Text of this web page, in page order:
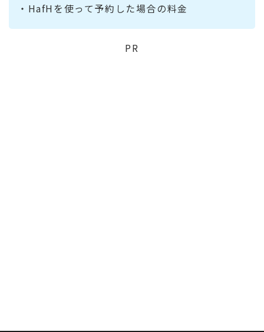
・HafHを使って予約した場合の料金
PR